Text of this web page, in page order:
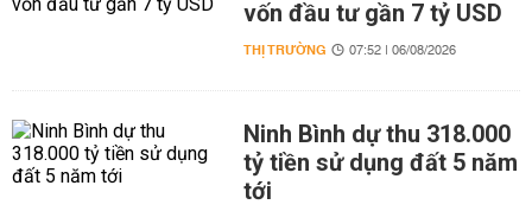
vốn đầu tư gần 7 tỷ USD
THỊ TRƯỜNG 07:52 | 06/08/2026
Ninh Bình dự thu 318.000
tỷ tiền sử dụng đất 5 năm
tới